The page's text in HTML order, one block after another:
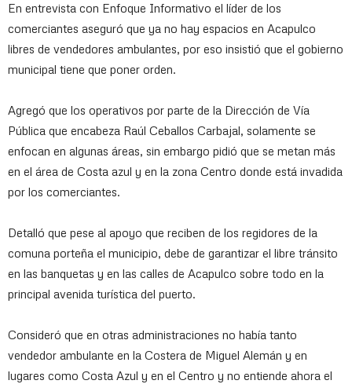
En entrevista con Enfoque Informativo el líder de los
comerciantes aseguró que ya no hay espacios en Acapulco
libres de vendedores ambulantes, por eso insistió que el gobierno
municipal tiene que poner orden.
Agregó que los operativos por parte de la Dirección de Vía
Pública que encabeza Raúl Ceballos Carbajal, solamente se
enfocan en algunas áreas, sin embargo pidió que se metan más
en el área de Costa azul y en la zona Centro donde está invadida
por los comerciantes.
Detalló que pese al apoyo que reciben de los regidores de la
comuna porteña el municipio, debe de garantizar el libre tránsito
en las banquetas y en las calles de Acapulco sobre todo en la
principal avenida turística del puerto.
Consideró que en otras administraciones no había tanto
vendedor ambulante en la Costera de Miguel Alemán y en
lugares como Costa Azul y en el Centro y no entiende ahora el